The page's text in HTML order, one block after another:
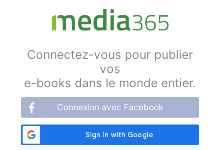
Connectez-vous pour publier
vos
e-books dans le monde entier.
Connexion avec Facebook